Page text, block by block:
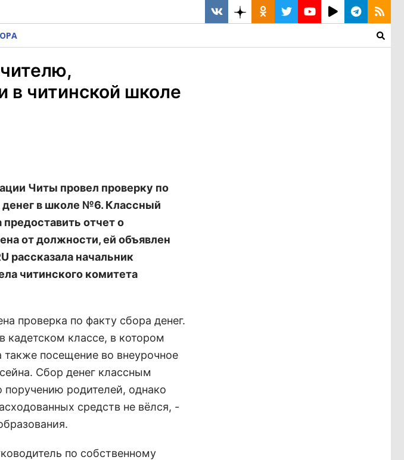
в читинской школе
Читы провел проверку по
денег в школе №6. Классный
отчет о
от должности, ей объявлен
рассказала начальник
читинского комитета
проверка по факту сбора денег.
кадетском классе, в котором
посещение во внеурочное
Сбор денег классным
родителей, однако
средств не вёлся, -
по собственному